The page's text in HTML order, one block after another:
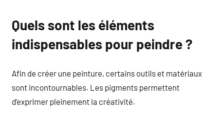
Quels sont les éléments
indispensables pour peindre ?
Afin de créer une peinture, certains outils et matériaux
sont incontournables. Les pigments permettent
d’exprimer pleinement la créativité.